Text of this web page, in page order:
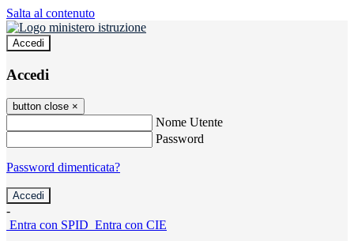
Salta al contenuto
Accedi
Accedi
button close ×
Nome Utente
Password
Password dimenticata?
-
Entra con SPID Entra con CIE